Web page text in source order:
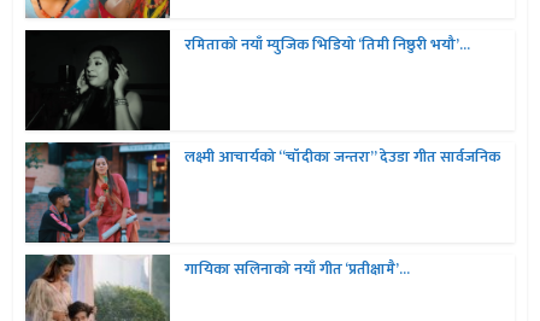
रमिताको नयाँ म्युजिक भिडियो ‘तिमी निष्ठुरी भयौ’...
लक्ष्मी आचार्यको “चॉदीका जन्तरा” देउडा गीत सार्वजनिक
गायिका सलिनाको नयाँ गीत ‘प्रतीक्षामै’...